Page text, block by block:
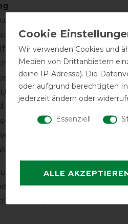
aus 840 D
Lining machen den
und
bei hoher Luftfeuchtigkeit.
atmungsaktiv. Die
Die helle
daher die
Übergangszeit. Bei Bedarf
diese sind in unserem
perfekt.
mit V-Ausschnitt
Platz für die Buggelenke.
aus synthetischem
Wir verwenden Cookies und
Medien von Drittanbietern
deine IP-Adresse). Die
oder aufgrund berechtigten
jederzeit ändern oder
Essenziell
ALLE